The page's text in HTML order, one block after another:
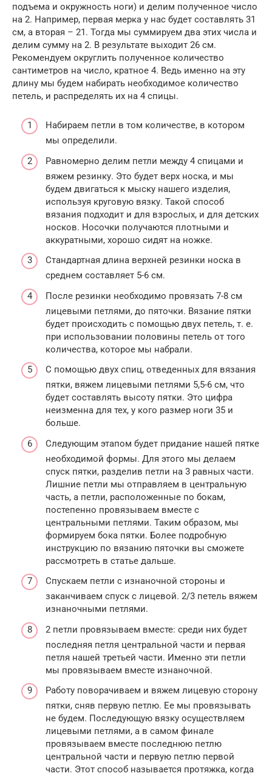
подъема и окружность ноги) и делим полученное число
на 2. Например, первая мерка у нас будет составлять 31
см, а вторая – 21. Тогда мы суммируем два этих числа и
делим сумму на 2. В результате выходит 26 см.
Рекомендуем округлить полученное количество
сантиметров на число, кратное 4. Ведь именно на эту
длину мы будем набирать необходимое количество
петель, и распределять их на 4 спицы.
Набираем петли в том количестве, в котором
мы определили.
Равномерно делим петли между 4 спицами и
вяжем резинку. Это будет верх носка, и мы
будем двигаться к мыску нашего изделия,
используя круговую вязку. Такой способ
вязания подходит и для взрослых, и для детских
носков. Носочки получаются плотными и
аккуратными, хорошо сидят на ножке.
Стандартная длина верхней резинки носка в
среднем составляет 5-6 см.
После резинки необходимо провязать 7-8 см
лицевыми петлями, до пяточки. Вязание пятки
будет происходить с помощью двух петель, т. е.
при использовании половины петель от того
количества, которое мы набрали.
С помощью двух спиц, отведенных для вязания
пятки, вяжем лицевыми петлями 5,5-6 см, что
будет составлять высоту пятки. Это цифра
неизменна для тех, у кого размер ноги 35 и
больше.
Следующим этапом будет придание нашей пятке
необходимой формы. Для этого мы делаем
спуск пятки, разделив петли на 3 равных части.
Лишние петли мы отправляем в центральную
часть, а петли, расположенные по бокам,
постепенно провязываем вместе с
центральными петлями. Таким образом, мы
формируем бока пятки. Более подробную
инструкцию по вязанию пяточки вы сможете
рассмотреть в статье дальше.
Спускаем петли с изнаночной стороны и
заканчиваем спуск с лицевой. 2/3 петель вяжем
изнаночными петлями.
2 петли провязываем вместе: среди них будет
последняя петля центральной части и первая
петля нашей третьей части. Именно эти петли
мы провязываем вместе изнаночной.
Работу поворачиваем и вяжем лицевую сторону
пятки, сняв первую петлю. Ее мы провязывать
не будем. Последующую вязку осуществляем
лицевыми петлями, а в самом финале
провязываем вместе последнюю петлю
центральной части и первую петлю первой
части. Этот способ называется протяжка, когда